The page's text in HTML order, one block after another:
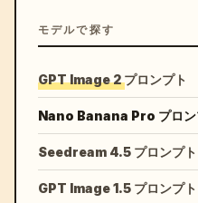
モデルで探す
GPT Image 2 プロンプト
Nano Banana Pro プロン
Seedream 4.5 プロンプト
GPT Image 1.5 プロンプト